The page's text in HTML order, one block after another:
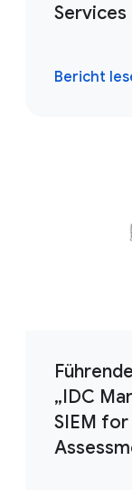
Services
Bericht
„IDC
SIEM